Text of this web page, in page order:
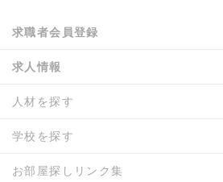
求職者会員登録
求人情報
人材を探す
学校を探す
お部屋探しリンク集